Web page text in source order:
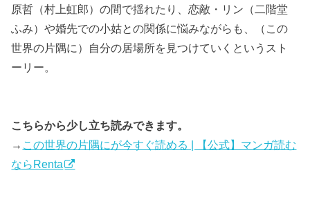
原哲（村上虹郎）の間で揺れたり、恋敵・リン（二階堂
ふみ）や婚先での小姑との関係に悩みながらも、（この
世界の片隅に）自分の居場所を見つけていくというスト
ーリー。
こちらから少し立ち読みできます。
→ この世界の片隅にが今すぐ読める | 【公式】マンガ読む
ならRenta‎